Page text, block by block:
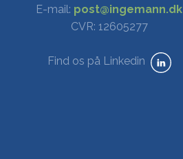
​E-mail: post@ingemann.dk
CVR: 12605277
Find os på Linkedin